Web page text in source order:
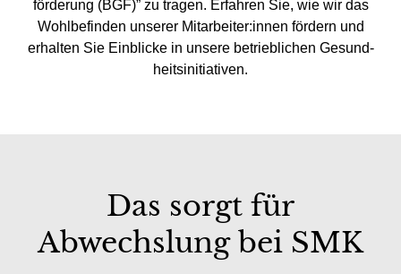
förderung (BGF)” zu tragen. Erfahren Sie, wie wir das
Wohl­befinden unserer Mitarbeiter:innen fördern und
erhalten Sie Einblicke in unsere betrieblichen Gesund­
heits­initiativen.
Das sorgt für
Abwechslung bei SMK